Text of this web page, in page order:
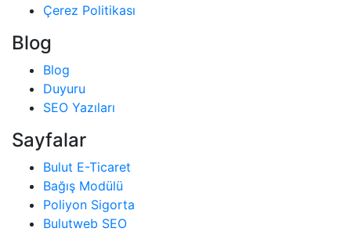
Çerez Politikası
Blog
Blog
Duyuru
SEO Yazıları
Sayfalar
Bulut E-Ticaret
Bağış Modülü
Poliyon Sigorta
Bulutweb SEO